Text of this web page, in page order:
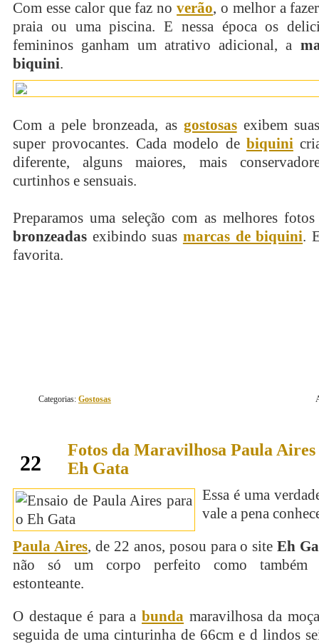
Com esse calor que faz noverão, o melhor a
praia ou uma piscina. E nessa época os
femininos ganham um atrativo adicional, a
biquini.
Com a pele bronzeada, as gostosasexibem
super provocantes. Cada modelo de biquini
diferente, alguns maiores, mais
curtinhos e sensuais.
Preparamos uma seleção com as melhores
bronzeadas exibindo suas marcas de biquini.
favorita.
Categorias: Gostosas
22
Fotos da Maravilhosa Paula Aires
Eh Gata
Essa é uma
vale a pena
Paula Aires, de 22 anos, posou para o siteEh
não só um corpo perfeito como também
estonteante.
O destaque é para a bunda maravilhosa da
seguida de uma cinturinha de 66cm e d lindos